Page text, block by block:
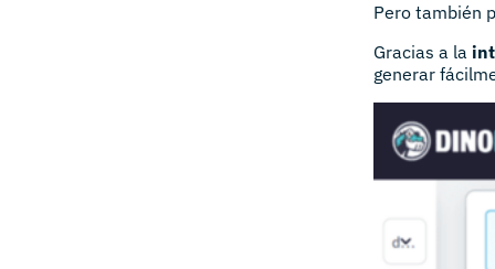
Pero también
Gracias a la
generar